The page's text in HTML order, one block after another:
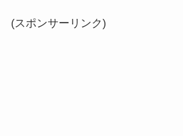
(スポンサーリンク)